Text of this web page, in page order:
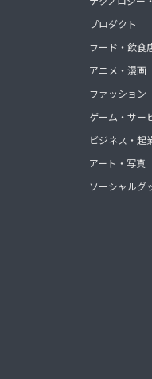
プロダクト
フード・飲食
アニメ・漫画
ファッション
ゲーム・サー
ビジネス・起
アート・写真
ソーシャルグ